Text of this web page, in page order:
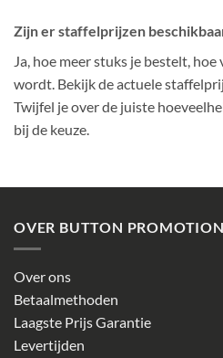
Zijn er staffelprijzen
Ja, hoe meer stuks je bestelt,
wordt. Bekijk de actuele
Twijfel je over de juiste
bij de keuze.
OVER BUTTON PROMOTION
Over ons
Betaalmethoden
Laagste Prijs Garantie
Levertijden